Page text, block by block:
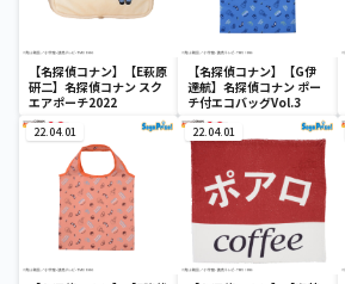
【名探偵コナン】【E萩原
研二】名探偵コナン スク
エアポーチ2022
【名探偵コナン】【G伊
達航】名探偵コナン ポー
チ付エコバッグVol.3
22.04.01 22.04.01